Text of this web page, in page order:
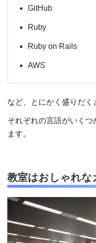
GitHub
Ruby
Ruby on Rails
AWS
など、とにかく盛りだく
それぞれの言語がいく
ます。
教室はおしゃれな